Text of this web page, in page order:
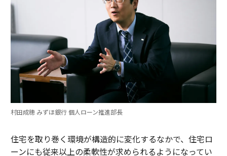
村田成穂 みずほ銀行 個人ローン推進部長
住宅を取り巻く環境が構造的に変化するなかで、住宅ロ
ーンにも従来以上の柔軟性が求められるようになってい